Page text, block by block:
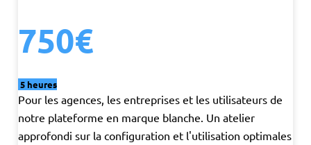
750€
5 heures
Pour les agences, les entreprises et les utilisateurs de
notre plateforme en marque blanche. Un atelier
approfondi sur la configuration et l'utilisation optimales